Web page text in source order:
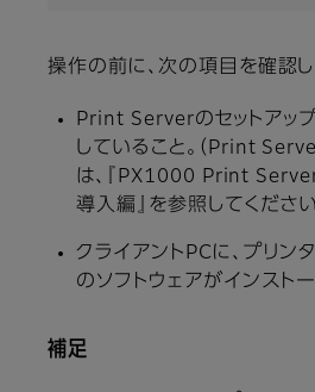
操作の前に、次の項目を確認し
Print Serverのセットアッ
していること。（Print
は、『PX1000 Print
導入編』を参照してください
クライアントPCに、プリン
のソフトウェアがインスト
補足